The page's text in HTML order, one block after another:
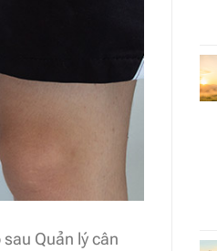
Quản lý cân